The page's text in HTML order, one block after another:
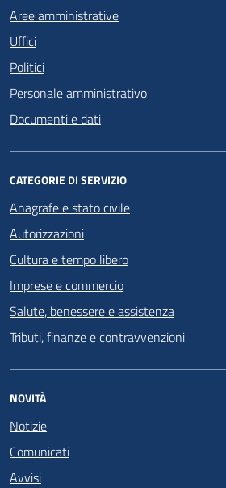
Aree amministrative
Uffici
Politici
Personale amministrativo
Documenti e dati
CATEGORIE DI SERVIZIO
Anagrafe e stato civile
Autorizzazioni
Cultura e tempo libero
Imprese e commercio
Salute, benessere e assistenza
Tributi, finanze e contravvenzioni
NOVITÀ
Notizie
Comunicati
Avvisi